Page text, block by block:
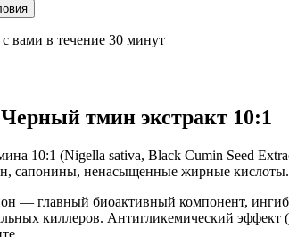
вами в течение 30 минут
Черный тмин экстракт 10:1
10:1 (Nigella sativa, Black Cumin Seed
сапонины, ненасыщенные жирные кислоты.
— главный биоактивный компонент,
киллеров. Антигликемический